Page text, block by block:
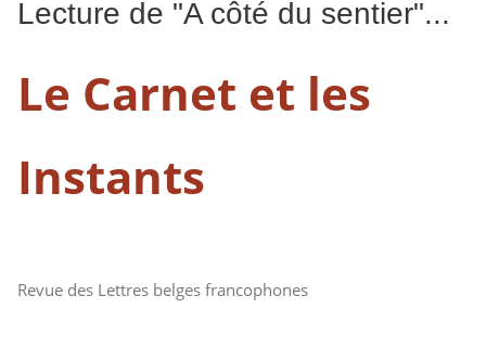
Lecture de "A côté du sentier"...
Le Carnet et les
Instants
Revue des Lettres belges francophones